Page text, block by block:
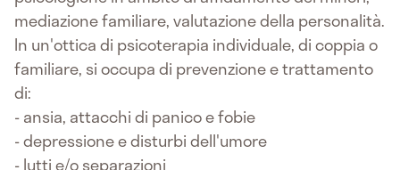
mediazione familiare, valutazione della personalità.
In un'ottica di psicoterapia individuale, di coppia o
familiare, si occupa di prevenzione e trattamento
di:
- ansia, attacchi di panico e fobie
- depressione e disturbi dell'umore
- lutti e/o separazioni